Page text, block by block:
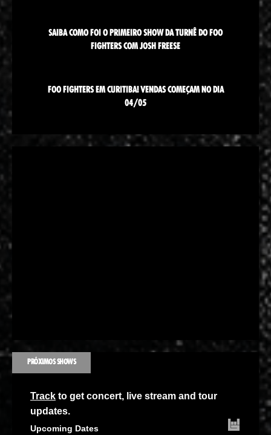
SAIBA COMO FOI O PRIMEIRO SHOW DA TURNÊ DO FOO
FIGHTERS COM JOSH FREESE
FOO FIGHTERS EM CURITIBA! VENDAS COMEÇAM NO DIA
04/05
PRÓXIMOS SHOWS
Track to get concert, live stream and tour
updates.
Upcoming Dates